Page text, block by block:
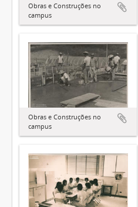
Obras e Construções no
campus
Obras e Construções no
campus